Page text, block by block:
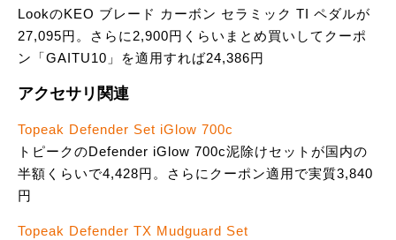
LookのKEO ブレード カーボン セラミック TI ペダルが
27,095円。さらに2,900円くらいまとめ買いしてクーポ
ン「GAITU10」を適用すれば24,386円
アクセサリ関連
Topeak Defender Set iGlow 700c
トピークのDefender iGlow 700c泥除けセットが国内の
半額くらいで4,428円。さらにクーポン適用で実質3,840
円
Topeak Defender TX Mudguard Set